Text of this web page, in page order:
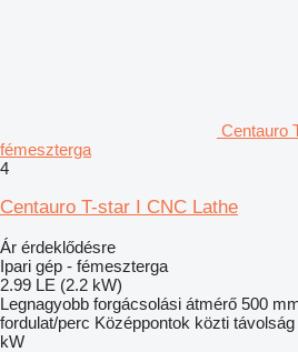
Centauro
fémeszterga
4
Centauro T-star I CNC Lathe
Ár érdeklődésre
Ipari gép - fémeszterga
2.99 LE (2.2 kW)
Legnagyobb forgácsolási átmérő 500
fordulat/perc Középpontok közti távolság
kW